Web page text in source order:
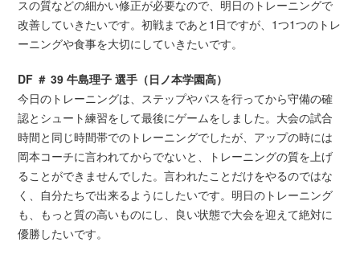
スの質などの細かい修正が必要なので、明日のトレーニングで
改善していきたいです。初戦まであと1日ですが、1つ1つのトレ
ーニングや食事を大切にしていきたいです。
DF ＃ 39 牛島理子 選手（日ノ本学園高）
今日のトレーニングは、ステップやパスを行ってから守備の確
認とシュート練習をして最後にゲームをしました。大会の試合
時間と同じ時間帯でのトレーニングでしたが、アップの時には
岡本コーチに言われてからでないと、トレーニングの質を上げ
ることができませんでした。言われたことだけをやるのではな
く、自分たちで出来るようにしたいです。明日のトレーニング
も、もっと質の高いものにし、良い状態で大会を迎えて絶対に
優勝したいです。